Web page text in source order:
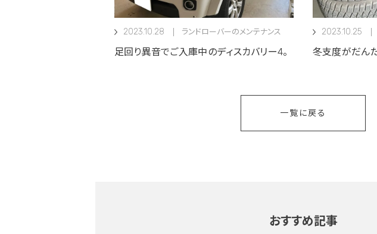
2023.10.28 ランドローバーのメンテナンス
足回り異音でご入庫中のディスカバリー4。
2023.10.25
冬支度がだん
一覧に戻る
おすすめ記事